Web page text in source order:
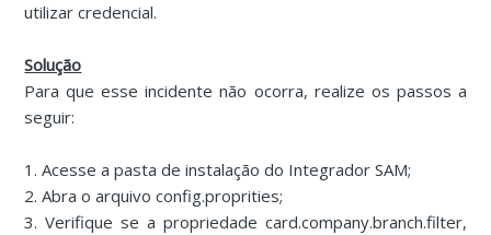
utilizar credencial.
Solução
Para que esse incidente não ocorra, realize os passos a
seguir:
1. Acesse a pasta de instalação do Integrador SAM;
2. Abra o arquivo config.proprities;
3. Verifique se a propriedade card.company.branch.filter,